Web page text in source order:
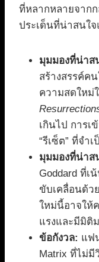
ที่หลากหลายจาก
ประเด็นที่น่าสนใ
มุมมองที่น่าส
สร้างสรรค์ค
ความสดใหม่
เกินไป การเ
“รีเซ็ต” ที่จำเ
มุมมองที่น่าส
Goddard ที่เ
ขับเคลื่อนด้
ใหม่นี้อาจให้
แรงและมีมิติ
ข้อกังวล: แฟ
Matrix ที่ไม่